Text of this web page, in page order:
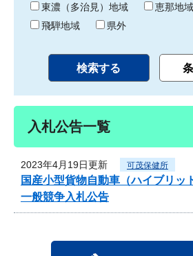
東濃（多治見）地域
恵那地域
飛騨地域
県外
入札公告一覧
2023年4月19日更新 可茂保健所
国産小型貨物自動車（ハイブリッ
一般競争入札公告